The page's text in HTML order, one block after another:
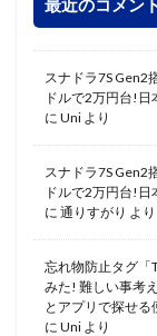
スナドラ7S Gen2
ドルで2万円台!
に Uni より
スナドラ7S Gen2
ドルで2万円台!
に 通りすがり より
忘れ物防止タグ「
みた! 難しい事考
とアプリで探せる
に Uni より